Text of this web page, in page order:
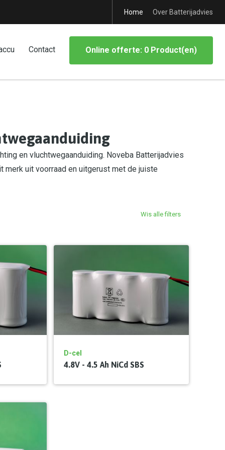
Home Over Batterijadvies
Contact Online offerte: 0 Product(en)
en vluchtwegaanduiding. Noveba Batterijadvies
uit voorraad en uitgerust met de juiste
Wis alle filters
D-cel
4.8V - 4.5 Ah NiCd SBS